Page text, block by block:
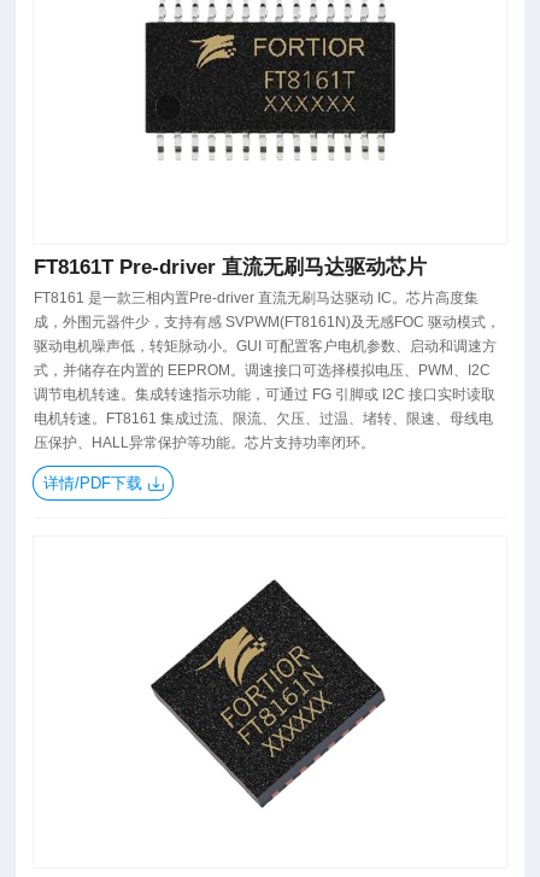
FT8161T Pre-driver 直流无刷马达驱动芯片
FT8161 是一款三相内置Pre-driver 直流无刷马达驱动 IC。芯片高度集
成，外围元器件少，支持有感 SVPWM(FT8161N)及无感FOC 驱动模式，
驱动电机噪声低，转矩脉动小。GUI 可配置客户电机参数、启动和调速方
式，并储存在内置的 EEPROM。调速接口可选择模拟电压、PWM、I2C
调节电机转速。集成转速指示功能，可通过 FG 引脚或 I2C 接口实时读取
电机转速。FT8161 集成过流、限流、欠压、过温、堵转、限速、母线电
压保护、HALL异常保护等功能。芯片支持功率闭环。
详情/PDF下载